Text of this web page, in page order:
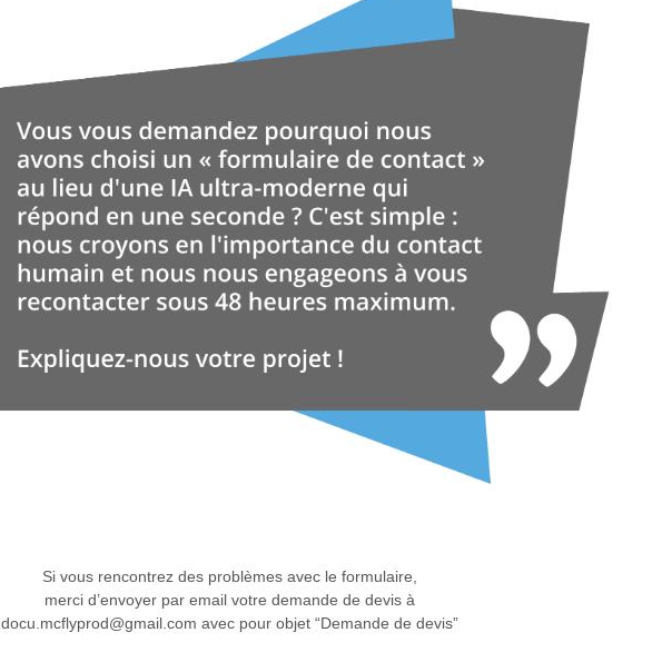
Si vous rencontrez des problèmes avec le formulaire,
merci d’envoyer par email votre demande de devis à
docu.mcflyprod@gmail.com avec pour objet “Demande de devis”